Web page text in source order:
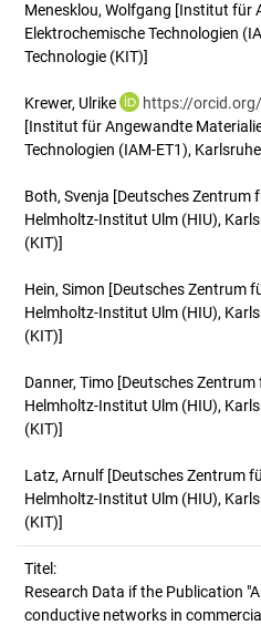
Menesklou, Wolfgang [Institut für
Elektrochemische Technologien
Technologie (KIT)]
Krewer, Ulrike
https://
[Institut für Angewandte
Technologien (IAM-ET1),
Both, Svenja [Deutsches Zentrum
Helmholtz-Institut Ulm (HIU),
(KIT)]
Hein, Simon [Deutsches Zentrum
Helmholtz-Institut Ulm (HIU),
(KIT)]
Danner, Timo [Deutsches
Helmholtz-Institut Ulm (HIU),
(KIT)]
Latz, Arnulf [Deutsches Zentrum
Helmholtz-Institut Ulm (HIU),
(KIT)]
Titel:
Research Data if the Publication
conductive networks in